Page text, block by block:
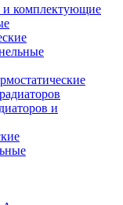
и комплектующие
и